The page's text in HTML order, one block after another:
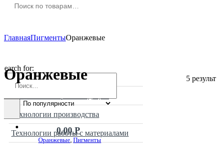
Оборудование
Технологии производства
Технологии работы с материалами
Search for:
0.00Р
ГлавнаяПигментыОранжевые
Оранжевые 5
Оранжевые, Пигменты